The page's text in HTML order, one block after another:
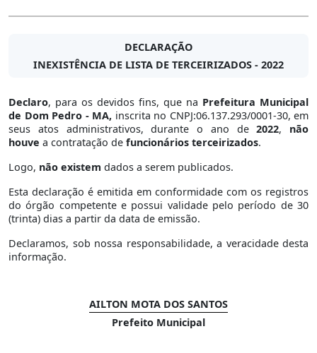
DECLARAÇÃO
INEXISTÊNCIA DE LISTA DE TERCEIRIZADOS - 2022
Declaro, para os devidos fins, que na Prefeitura Municipal
de Dom Pedro - MA, inscrita no CNPJ:06.137.293/0001-30, em
seus atos administrativos, durante o ano de2022, não
houve a contratação de funcionários terceirizados.
Logo, não existem dados a serem publicados.
Esta declaração é emitida em conformidade com os registros
do órgão competente e possui validade pelo período de 30
(trinta) dias a partir da data de emissão.
Declaramos, sob nossa responsabilidade, a veracidade desta
informação.
AILTON MOTA DOS SANTOS
Prefeito Municipal